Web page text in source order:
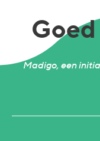
Madigo, een